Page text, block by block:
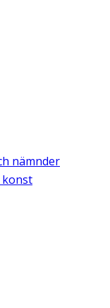
nämnder
konst